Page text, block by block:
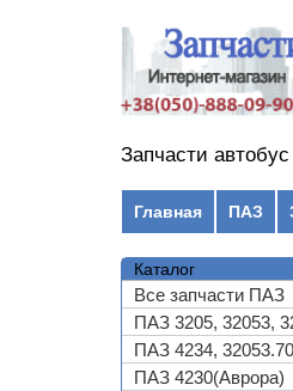
Запчасти
Главная ПАЗ
Каталог
Все запчасти ПАЗ
ПАЗ 3205, 32053,
ПАЗ 4234,
ПАЗ 4230(Аврора)